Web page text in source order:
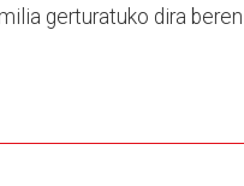
gerturatuko dira beren